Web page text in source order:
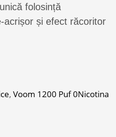
folosință
acrișor și efect răcoritor
, Voom 1200 Puf 0Nicotina